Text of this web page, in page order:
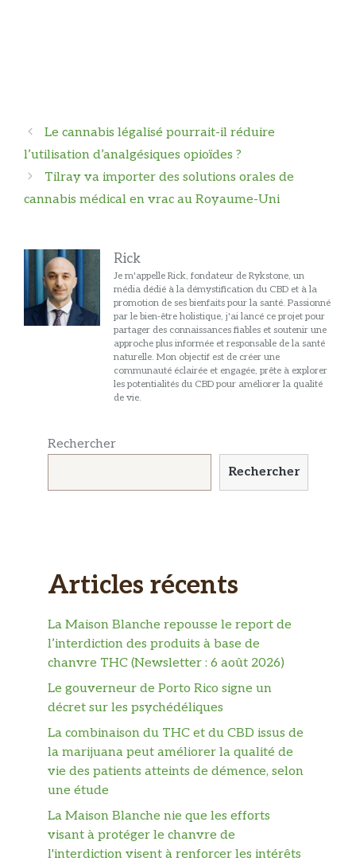
Navigation
des
articles
Le cannabis légalisé pourrait-il réduire
l’utilisation d’analgésiques opioïdes ?
Tilray va importer des solutions orales de
cannabis médical en vrac au Royaume-Uni
Rick
Je m'appelle Rick, fondateur de Rykstone, un
média dédié à la démystification du CBD et à la
promotion de ses bienfaits pour la santé. Passionné
par le bien-être holistique, j'ai lancé ce projet pour
partager des connaissances fiables et soutenir une
approche plus informée et responsable de la santé
naturelle. Mon objectif est de créer une
communauté éclairée et engagée, prête à explorer
les potentialités du CBD pour améliorer la qualité
de vie.
Rechercher
Rechercher
Articles récents
La Maison Blanche repousse le report de
l’interdiction des produits à base de
chanvre THC (Newsletter : 6 août 2026)
Le gouverneur de Porto Rico signe un
décret sur les psychédéliques
La combinaison du THC et du CBD issus de
la marijuana peut améliorer la qualité de
vie des patients atteints de démence, selon
une étude
La Maison Blanche nie que les efforts
visant à protéger le chanvre de
l'interdiction visent à renforcer les intérêts